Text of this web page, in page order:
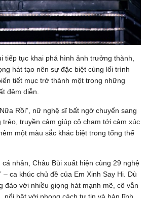
tiếp tục khai phá hình ảnh trưởng thành,
hát tạo nên sự đặc biệt cùng lối trình
tiết mục trở thành một trong những
đêm diễn.
Rồi”, nữ nghệ sĩ bất ngờ chuyển sang
trẻo, truyền cảm giúp cô chạm tới cảm xúc
một màu sắc khác biệt trong tổng thể
nhân, Châu Bùi xuất hiện cùng 29 nghệ
– ca khúc chủ đề của Em Xinh Say Hi. Dù
đảo với nhiều giọng hát mạnh mẽ, cô vẫn